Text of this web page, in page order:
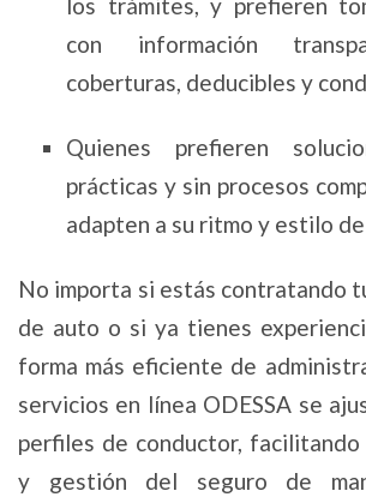
con información
coberturas, deducibles y
Quienes prefieren
prácticas y sin procesos
adapten a su ritmo y estilo
No importa si estás contratando
de auto o si ya tienes
forma más eficiente de
servicios en línea ODESSA se
perfiles de conductor, facilitando
y gestión del seguro de